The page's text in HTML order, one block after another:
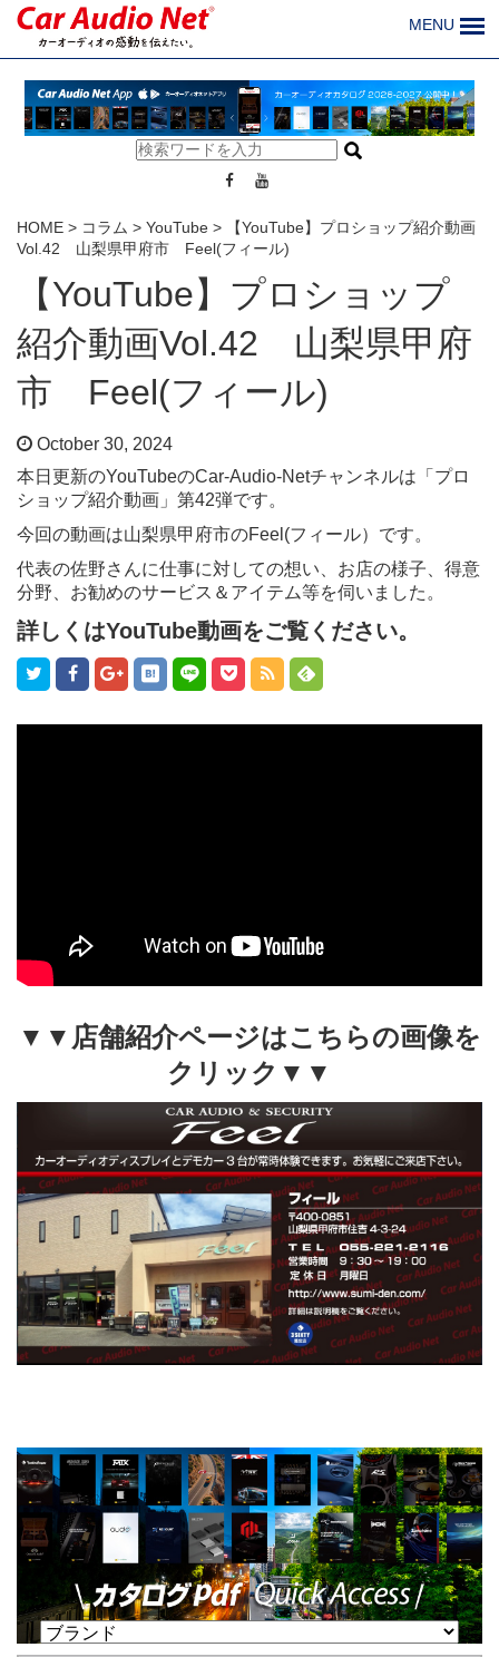
MENU
HOME > コラム > YouTube >
【YouTube】プロショップ紹介動画
Vol.42 山梨県甲府市 Feel(フィール)
【YouTube】プロショップ
紹介動画Vol.42 山梨県甲府
市 Feel(フィール)
October 30, 2024
本日更新のYouTubeのCar-Audio-Netチャンネルは「プロ
ショップ紹介動画」第42弾です。
今回の動画は山梨県甲府市のFeel(フィール）です。
代表の佐野さんに仕事に対しての想い、お店の様子、得意
分野、お勧めのサービス＆アイテム等を伺いました。
詳しくはYouTube動画をご覧ください。
▼▼店舗紹介ページはこちらの画像を
クリック▼▼